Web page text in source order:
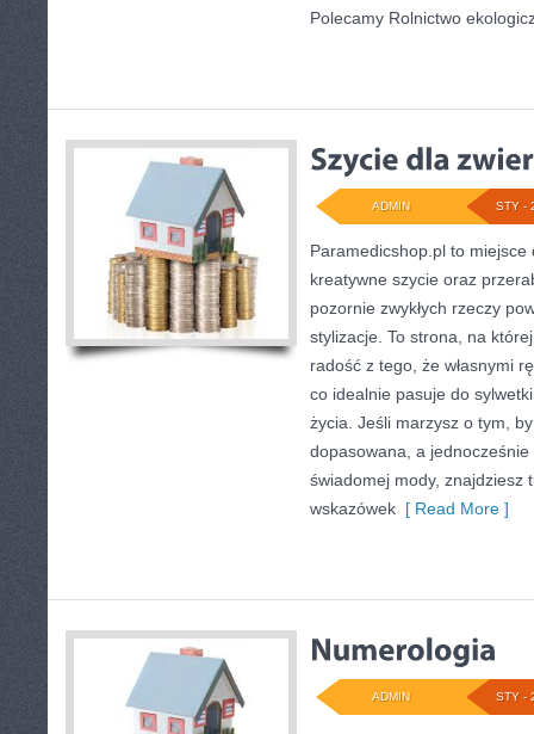
Polecamy Rolnictwo
STY -
ADMIN
Paramedicshop.pl to
kreatywne szycie oraz
pozornie zwykłych rzeczy
stylizacje. To strona, na
radość z tego, że własnymi
co idealnie pasuje do
życia. Jeśli marzysz o tym,
dopasowana, a jednocześnie
świadomej mody, znajdziesz
wskazówek [ Read More ]
STY -
ADMIN